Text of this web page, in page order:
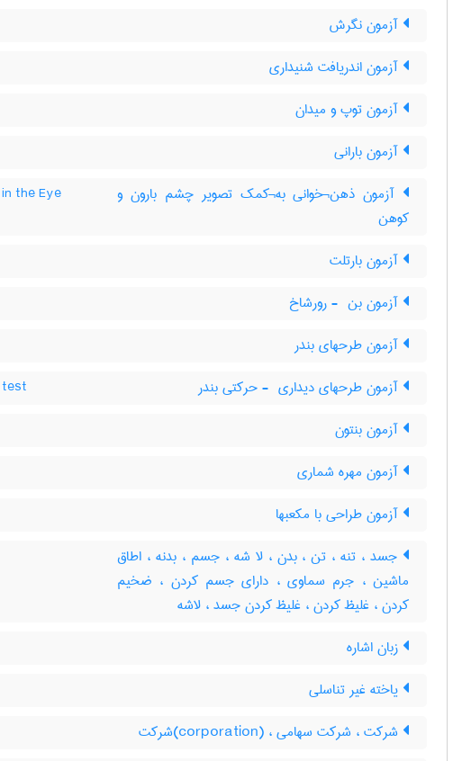
آزمون نگرش
آزمون اندریافت شنیداری
آزمون توپ و میدان
آزمون بارانی
آزمون ذهن¬خوانی به¬کمک تصویر چشم بارون و
کوهن
the Eye
آزمون بارتلت
آزمون بن ‎ - رورشاخ
آزمون طرحهای بندر
آزمون طرحهای دیداری ‎ - حرکتی بندر
آزمون بنتون
آزمون مهره شماری
آزمون طراحی با مکعبها
جسد ، تنه ، تن ، بدن ، لا شه ، جسم ، بدنه ، اطاق
ماشین ، جرم سماوی ، دارای جسم کردن ، ضخیم
کردن ، غلیظ کردن ، غلیظ کردن جسد ، لاشه
زبان اشاره
یاخته غیر تناسلی
شرکت ، شرکت سهامی ، (corporation)شرکت